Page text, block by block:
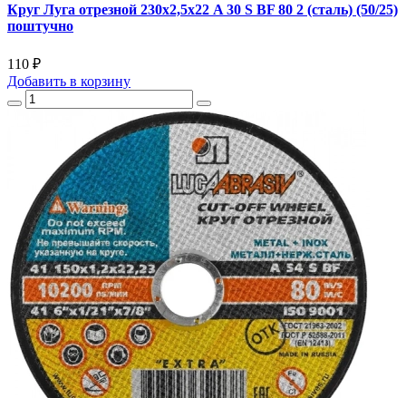
Круг Луга отрезной 230х2,5х22 A 30 S BF 80 2 (сталь) (50/25)
поштучно
110 ₽
Добавить в корзину